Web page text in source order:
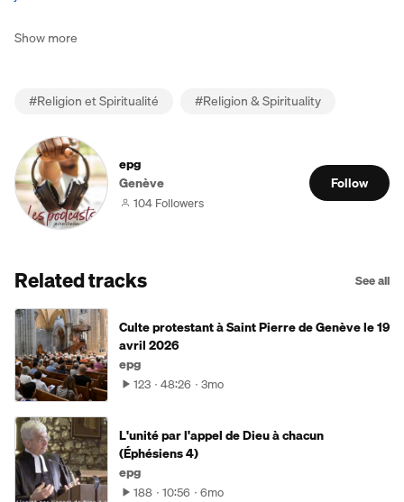
Show more
#Religion et Spiritualité #Religion & Spirituality
epg
Genève
104 Followers
Follow
Related tracks See all
Culte protestant à Saint Pierre de Genève le 19
avril 2026
epg
123 48:26 3mo
L'unité par l'appel de Dieu à chacun
(Éphésiens 4)
epg
188 10:56 6mo